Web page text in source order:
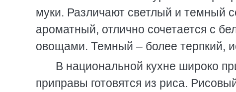
муки. Различают светлый и темный
ароматный, отлично сочетается с
овощами. Темный – более терпкий,
В национальной кухне широко
приправы готовятся из риса.